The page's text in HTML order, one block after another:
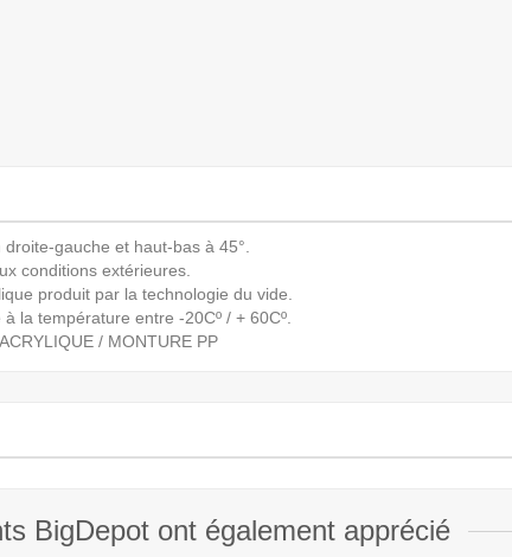
gauche et haut-bas à 45°.
conditions extérieures.
produit par la technologie du vide.
à la température entre -20Cº / + 60Cº.
/ MONTURE PP
BigDepot ont également apprécié